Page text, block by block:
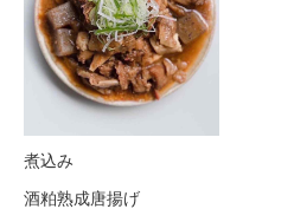
煮込み
酒粕熟成唐揚げ